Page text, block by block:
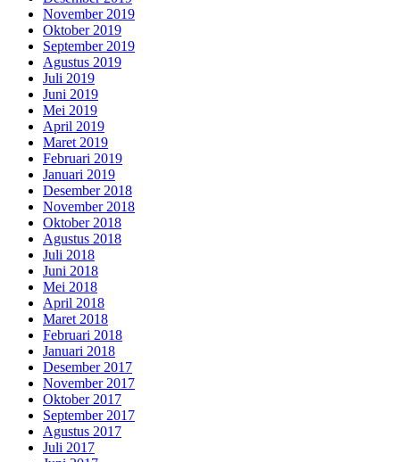
November 2019
Oktober 2019
September 2019
Agustus 2019
Juli 2019
Juni 2019
Mei 2019
April 2019
Maret 2019
Februari 2019
Januari 2019
Desember 2018
November 2018
Oktober 2018
Agustus 2018
Juli 2018
Juni 2018
Mei 2018
April 2018
Maret 2018
Februari 2018
Januari 2018
Desember 2017
November 2017
Oktober 2017
September 2017
Agustus 2017
Juli 2017